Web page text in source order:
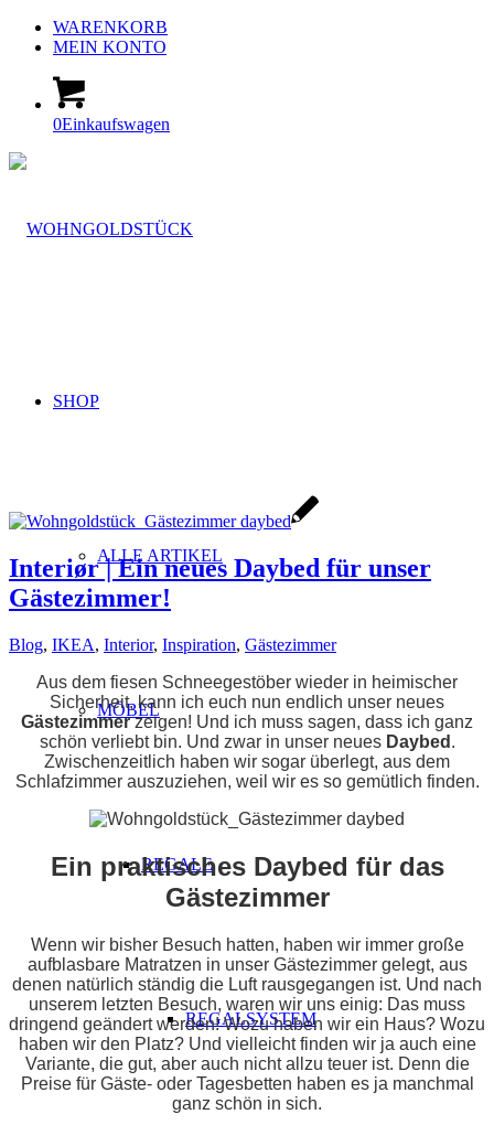
WARENKORB
MEIN KONTO
0Einkaufswagen
SHOP
ALLE ARTIKEL
MÖBEL
REGALE
REGALSYSTEM
Interiør | Ein neues Daybed für unser
Gästezimmer!
Blog, IKEA, Interior, Inspiration, Gästezimmer
Aus dem fiesen Schneegestöber wieder in heimischer
Sicherheit, kann ich euch nun endlich unser neues
Gästezimmerzeigen! Und ich muss sagen, dass ich ganz
schön verliebt bin. Und zwar in unser neues Daybed .
Zwischenzeitlich haben wir sogar überlegt, aus dem
Schlafzimmer auszuziehen, weil wir es so gemütlich finden.
Ein praktisches Daybed für das
Gästezimmer
Wenn wir bisher Besuch hatten, haben wir immer große
aufblasbare Matratzen in unser Gästezimmer gelegt, aus
denen natürlich ständig die Luft rausgegangen ist. Und nach
unserem letzten Besuch, waren wir uns einig: Das muss
dringend geändert werden! Wozu haben wir ein Haus? Wozu
haben wir den Platz? Und vielleicht finden wir ja auch eine
Variante, die gut, aber auch nicht allzu teuer ist. Denn die
Preise für Gäste- oder Tagesbetten haben es ja manchmal
ganz schön in sich.